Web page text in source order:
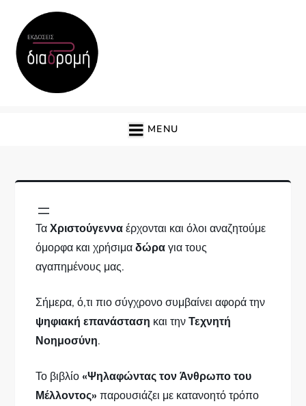
content
MENU
ΤαΧριστούγενναέρχονται και όλοι αναζητούμε
όμορφα και χρήσιμαδώραγια τους
αγαπημένους μας.
Σήμερα, ό,τι πιο σύγχρονο συμβαίνει αφορά την
ψηφιακή επανάσταση και τηνΤεχνητή
Νοημοσύνη.
Το βιβλίο «Ψηλαφώντας τον Άνθρωπο του
Μέλλοντος» παρουσιάζει με κατανοητό τρόπο